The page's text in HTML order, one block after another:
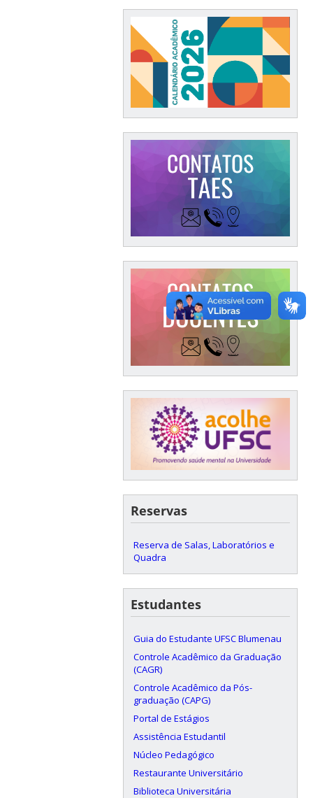
Reservas
Reserva de Salas, Laboratórios e
Quadra
Estudantes
Guia do Estudante UFSC Blumenau
Controle Acadêmico da Graduação
(CAGR)
Controle Acadêmico da Pós-
graduação (CAPG)
Portal de Estágios
Assistência Estudantil
Núcleo Pedagógico
Restaurante Universitário
Biblioteca Universitária